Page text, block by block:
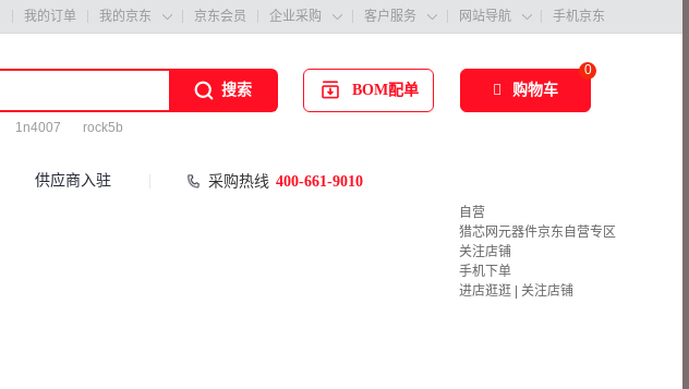
我的订单 我的京东  京东会员 企业采购  客户服务  网站导航  手机京东
搜索
1n4007 rock5b
BOM配单
0
购物车
供应商入驻 采购热线 400-661-9010
自营
猎芯网元器件京东自营专区
关注店铺
手机下单
进店逛逛
关注店铺